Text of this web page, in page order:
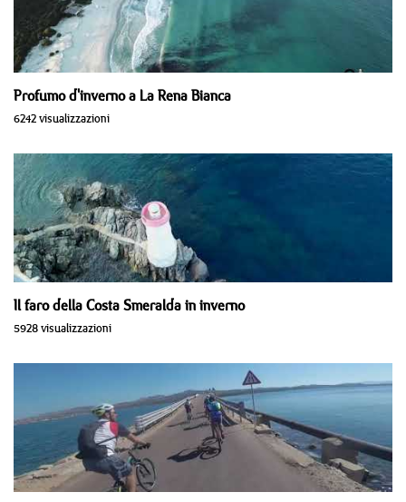
Profumo d'inverno a La Rena Bianca
6242 visualizzazioni
Il faro della Costa Smeralda in inverno
5928 visualizzazioni